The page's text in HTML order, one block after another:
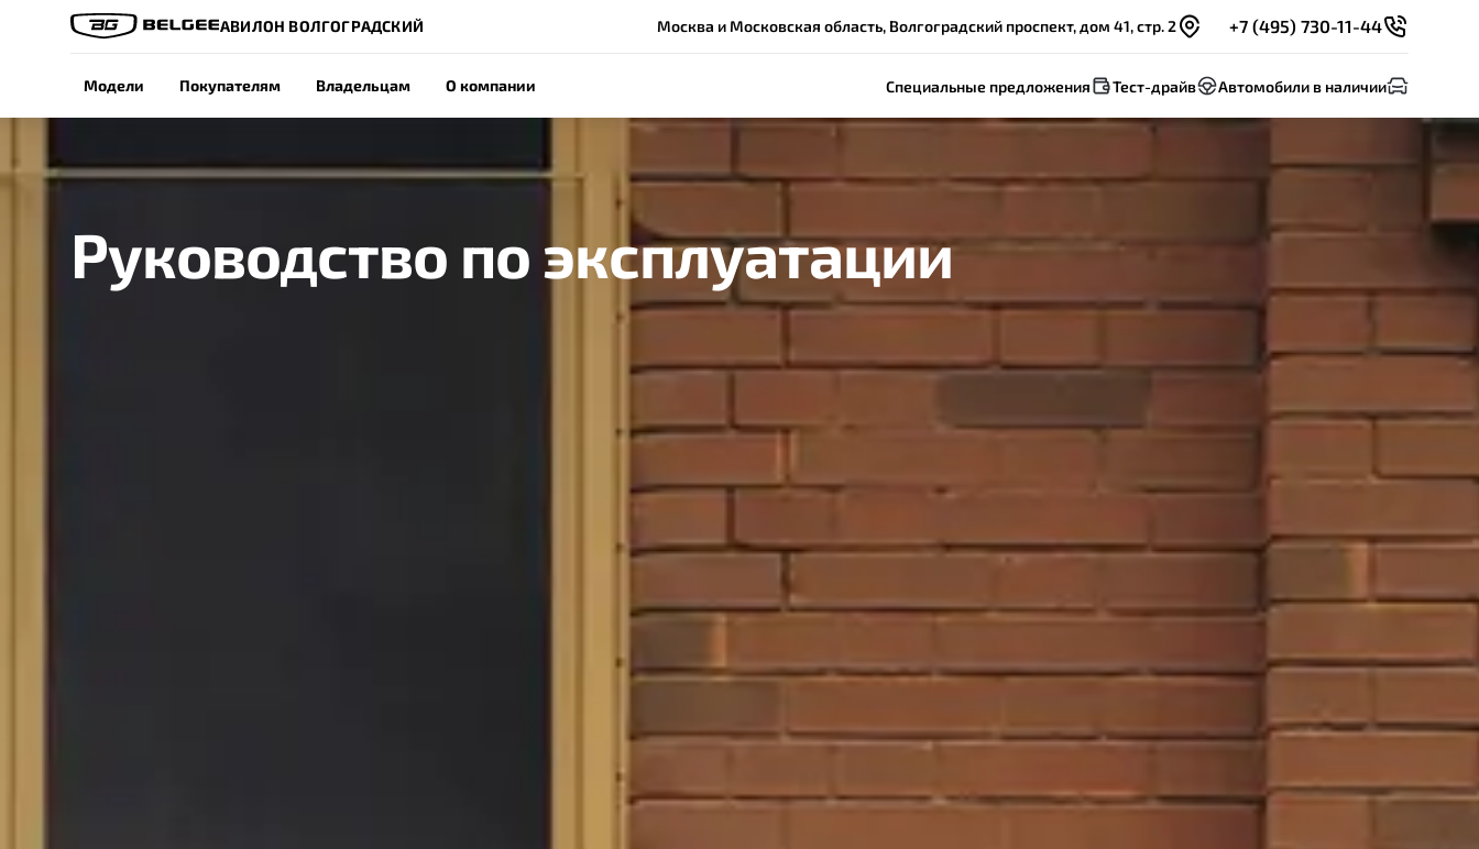
АВИЛОН ВОЛГОГРАДСКИЙ Москва и Московская область, Волгоградский проспект, дом 41, стр. 2 +7 (495) 730-11-44
Модели Покупателям Владельцам О компании Специальные предложения Тест-драйв Автомобили в наличии
Руководство по эксплуатации